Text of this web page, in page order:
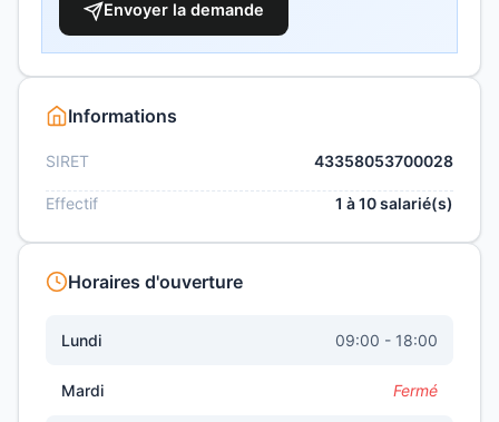
Envoyer la demande
Informations
SIRET 43358053700028
Effectif 1 à 10 salarié(s)
Horaires d'ouverture
Lundi 09:00 - 18:00
Mardi Fermé